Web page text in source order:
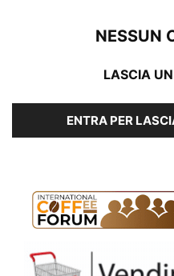
NESSUN
LASCIA
ENTRA PER